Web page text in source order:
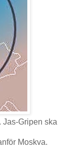
Jas-Gripen ska
Moskva.